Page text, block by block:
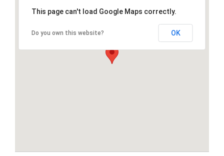
This page can't load Google Maps correctly.
Do you own this website? OK